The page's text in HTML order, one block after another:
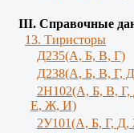
III. Справочные
13. Тиристоры
Д235(А, Б, В, Г)
Д238(А, Б, В, Г,
2Н102(А, Б, В,
Е, Ж, И)
2У101(А, Б, Г,